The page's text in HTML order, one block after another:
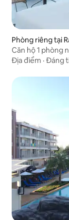
Phòng riêng tại
Căn hộ 1 phòng
Địa điểm · Đáng